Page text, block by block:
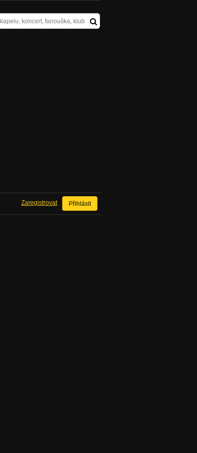
Přihlásit
Zaregistrovat